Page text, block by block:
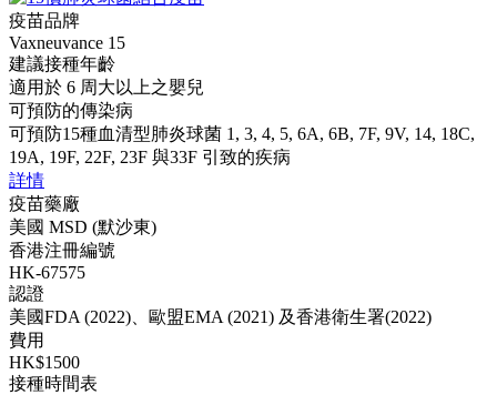
疫苗品牌
Vaxneuvance 15
建議接種年齡
適用於 6 周大以上之嬰兒
可預防的傳染病
可預防15種血清型肺炎球菌 1, 3, 4, 5, 6A, 6B, 7F, 9V, 14, 18C,
19A, 19F, 22F, 23F 與33F 引致的疾病
詳情
疫苗藥廠
美國 MSD (默沙東)
香港注冊編號
HK-67575
認證
美國FDA (2022)、歐盟EMA (2021) 及香港衛生署(2022)
費用
HK$1500
接種時間表